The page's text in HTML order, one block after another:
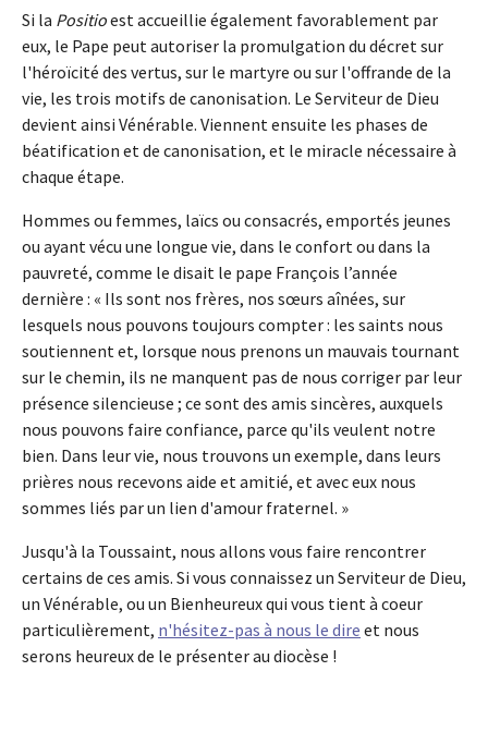
Si la Positioest accueillie également favorablement par
eux, le Pape peut autoriser la promulgation du décret sur
l'héroïcité des vertus, sur le martyre ou sur l'offrande de la
vie, les trois motifs de canonisation. Le Serviteur de Dieu
devient ainsi Vénérable. Viennent ensuite les phases de
béatification et de canonisation, et le miracle nécessaire à
chaque étape.
Hommes ou femmes, laïcs ou consacrés, emportés jeunes
ou ayant vécu une longue vie, dans le confort ou dans la
pauvreté, comme le disait le pape François l’année
dernière : « Ils sont nos frères, nos sœurs aînées, sur
lesquels nous pouvons toujours compter : les saints nous
soutiennent et, lorsque nous prenons un mauvais tournant
sur le chemin, ils ne manquent pas de nous corriger par leur
présence silencieuse ; ce sont des amis sincères, auxquels
nous pouvons faire confiance, parce qu'ils veulent notre
bien. Dans leur vie, nous trouvons un exemple, dans leurs
prières nous recevons aide et amitié, et avec eux nous
sommes liés par un lien d'amour fraternel. »
Jusqu'à la Toussaint, nous allons vous faire rencontrer
certains de ces amis. Si vous connaissez un Serviteur de Dieu,
un Vénérable, ou un Bienheureux qui vous tient à coeur
particulièrement, n'hésitez-pas à nous le dire et nous
serons heureux de le présenter au diocèse !